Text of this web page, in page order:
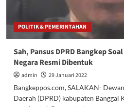
POLITIK & PEMERINTAHAN
Sah, Pansus DPRD Bangkep
Negara Resmi Dibentuk
admin
29 Januari 2022
Bangkeppos.com, SALAKAN-
Daerah (DPRD) kabupaten Banggai